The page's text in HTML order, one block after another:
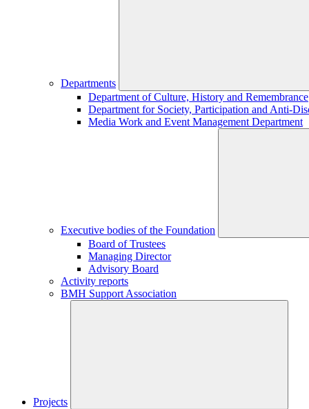
Departments
Department of Culture, History and Remembrance
Department for Society, Participation and Anti-
Media Work and Event Management Department
Executive bodies of the Foundation
Board of Trustees
Managing Director
Advisory Board
Activity reports
BMH Support Association
Projects